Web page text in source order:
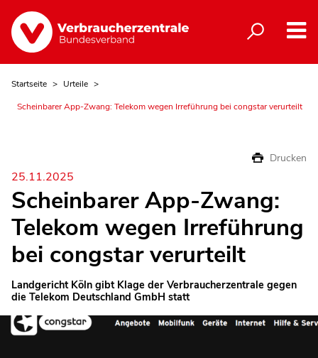
Startseite
Urteile
Scheinbarer App-Zwang: Telekom wegen Irreführung bei congstar verurteilt
Drucken
25.11.2025
Scheinbarer App-Zwang:
Telekom wegen Irreführung
bei congstar verurteilt
Landgericht Köln gibt Klage der Verbraucherzentrale gegen
die Telekom Deutschland GmbH statt